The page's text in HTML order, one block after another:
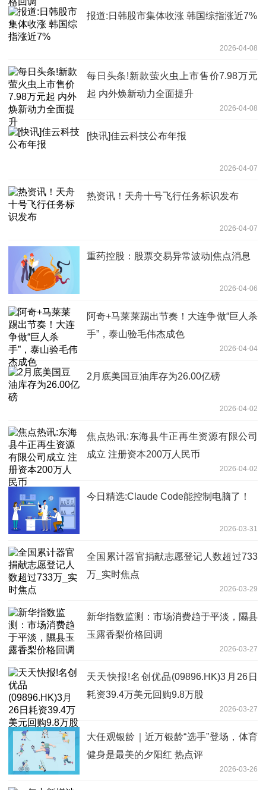
报道:日韩股市集体收涨 韩国综指涨近7%
2026-04-08
每日头条!新款萤火虫上市售价7.98万元
起 内外焕新动力全面提升
2026-04-08
[快讯]佳云科技公布年报
2026-04-07
热资讯！天舟十号飞行任务标识发布
2026-04-07
重药控股：股票交易异常波动|焦点消息
2026-04-06
阿奇+马莱莱踢出节奏！大连争做“巨人杀
手”，泰山验毛伟杰成色
2026-04-04
2月底美国豆油库存为26.00亿磅
2026-04-02
焦点热讯:东海县牛正再生资源有限公司
成立 注册资本200万人民币
2026-04-02
今日精选:Claude Code能控制电脑了！
2026-03-31
全国累计器官捐献志愿登记人数超过733
万_实时焦点
2026-03-29
新华指数监测：市场消费趋于平淡，隰县
玉露香梨价格回调
2026-03-27
天天快报!名创优品(09896.HK)3月26日
耗资39.4万美元回购9.8万股
2026-03-27
大任观银龄｜近万银龄“选手”登场，体育
健身是最美的夕阳红 热点评
2026-03-26